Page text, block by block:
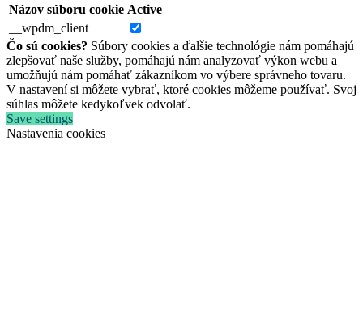
Názov súboru cookie Active
__wpdm_client
Čo sú cookies? Súbory cookies a ďalšie technológie nám pomáhajú
zlepšovať naše služby, pomáhajú nám analyzovať výkon webu a
umožňujú nám pomáhať zákazníkom vo výbere správneho tovaru.
V nastavení si môžete vybrať, ktoré cookies môžeme používať. Svoj
súhlas môžete kedykoľvek odvolať.
Save settings
Nastavenia cookies